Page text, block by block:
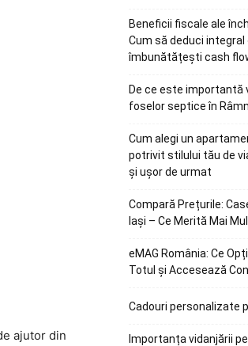
ajutor din
Beneficii fiscale ale
Cum să deduci
îmbunătățești cash
De ce este importantă
foselor septice în
Cum alegi un
potrivit stilului tău de
și ușor de urmat
Compară Prețurile:
Iași – Ce Merită Mai
eMAG România: Ce
Totul și Accesează
Cadouri personalizate
Importanța vidanjării